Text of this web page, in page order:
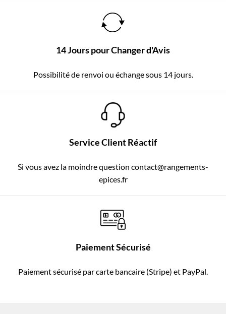
14 Jours pour Changer d'Avis
Possibilité de renvoi ou échange sous 14 jours.
Service Client Réactif
Si vous avez la moindre question contact@rangements-
epices.fr
Paiement Sécurisé
Paiement sécurisé par carte bancaire (Stripe) et PayPal.